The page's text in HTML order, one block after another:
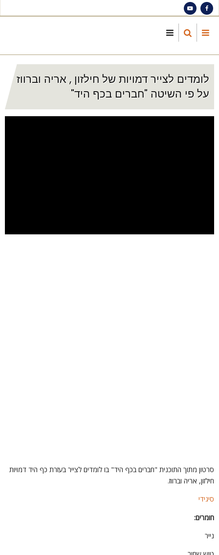
לומדים לצייר דמויות של חילזון , אריה וברווז
על פי השיטה "חברים בכף היד"
מתוך התוכנית "חברים בכף היד" בו לומדים לצייר בעזרת כף היד דמויות
אריה וברווז.